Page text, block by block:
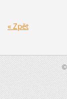
« Zpět
©